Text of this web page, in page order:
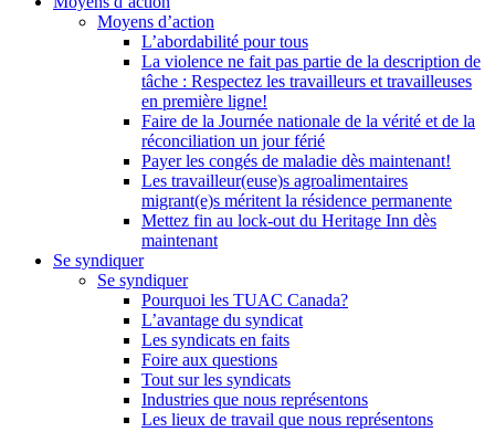
Moyens d’action
L’abordabilité pour tous
La violence ne fait pas partie de la description de
tâche : Respectez les travailleurs et travailleuses
en première ligne!
Faire de la Journée nationale de la vérité et de la
réconciliation un jour férié
Payer les congés de maladie dès maintenant!
Les travailleur(euse)s agroalimentaires
migrant(e)s méritent la résidence permanente
Mettez fin au lock-out du Heritage Inn dès
maintenant
Se syndiquer
Se syndiquer
Pourquoi les TUAC Canada?
L’avantage du syndicat
Les syndicats en faits
Foire aux questions
Tout sur les syndicats
Industries que nous représentons
Les lieux de travail que nous représentons